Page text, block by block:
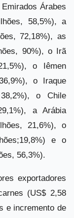
Árabes
58,5%), a
72,18%), as
90%), o Irã
o Iêmen
o Iraque
o Chile
a Arábia
21,6%), o
e o
56,3%).
exportadores
(US$ 2,58
e incremento de